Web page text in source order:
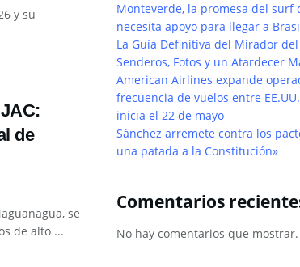
y su
de
se
de alto ...
Monteverde, la promesa del surf
necesita apoyo para llegar a
La Guía Definitiva del Mirador
Senderos, Fotos y un Atardecer
American Airlines expande
frecuencia de vuelos entre
inicia el 22 de mayo
Sánchez arremete contra los
una patada a la Constitución»
Comentarios
No hay comentarios que mostrar.